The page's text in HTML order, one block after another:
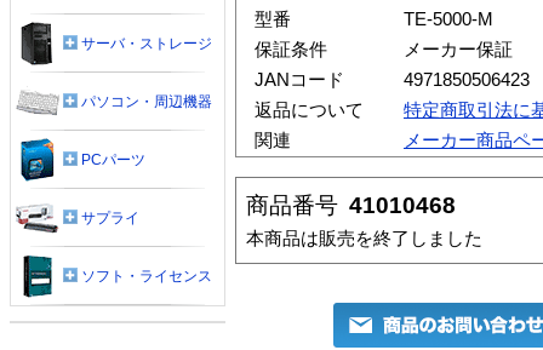
型番
TE-5000-M
保証条件
メーカー保証
JANコード
4971850506423
返品について
特定商取引法に
関連
メーカー商品ペ
商品番号 41010468
本商品は販売を終了しました
サーバ・ストレージ
パソコン・周辺機器
PCパーツ
サプライ
ソフト・ライセンス